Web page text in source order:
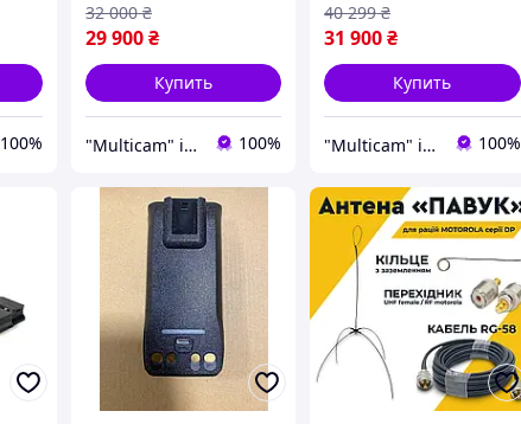
100%
29 900₴
32 000 ₴
Купить
"Multicam" інтернет магазин 100%
31 900₴
40 299 ₴
Купить
"Multicam" інтернет магазин 100%